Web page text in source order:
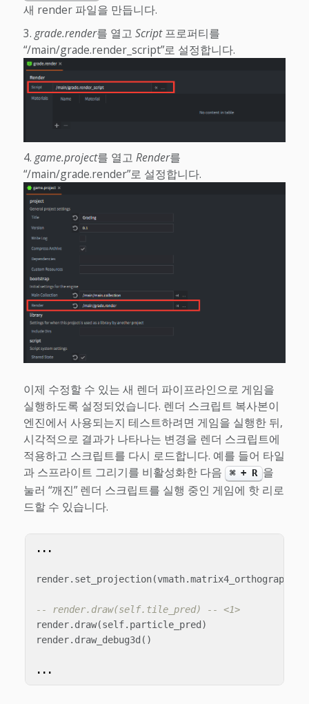
새 render 파일을 만듭니다.
grade.render를 열고 Script프로퍼티를
“/main/grade.render_script”로 설정합니다.
game.project를 열고 Render를
“/main/grade.render”로 설정합니다.
이제 수정할 수 있는 새 렌더 파이프라인으로 게임을
실행하도록 설정되었습니다. 렌더 스크립트 복사본이
엔진에서 사용되는지 테스트하려면 게임을 실행한 뒤,
시각적으로 결과가 나타나는 변경을 렌더 스크립트에
적용하고 스크립트를 다시 로드합니다. 예를 들어 타일
과 스프라이트 그리기를 비활성화한 다음
⌘ + R 을
눌러 “깨진” 렌더 스크립트를 실행 중인 게임에 핫 리로
드할 수 있습니다.
...
render. set_projection(vmath.matrix4_orthographic
-- render.draw(self.tile_pred) -- <1>
render. draw(self. particle_pred )
render. draw_debug3d ()
...